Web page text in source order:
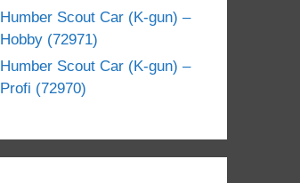
Humber Scout Car (K-gun) –
Hobby (72971)
Humber Scout Car (K-gun) –
Profi (72970)